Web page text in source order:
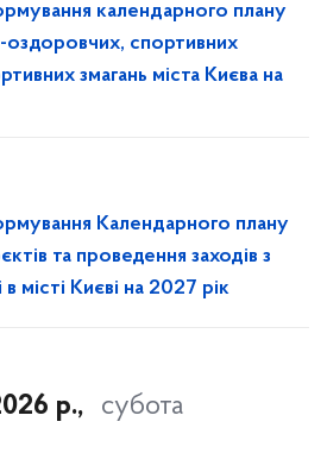
календарного плану
оздоровчих, спортивних
змагань міста Києва на
Календарного плану
та проведення заходів з
місті Києві на 2027 рік
р., субота